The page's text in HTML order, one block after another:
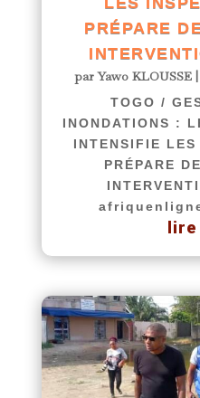
PRÉPARE
parYawo KLOUSSE|
TOGO /
INONDATIONS :
INTENSIFIE LES
PRÉPARE
lire